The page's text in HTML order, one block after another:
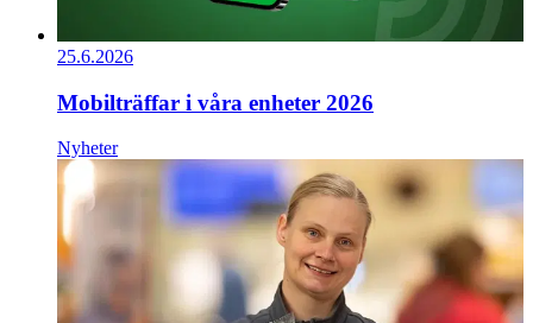
25.6.2026
Mobilträffar i våra enheter 2026
Nyheter